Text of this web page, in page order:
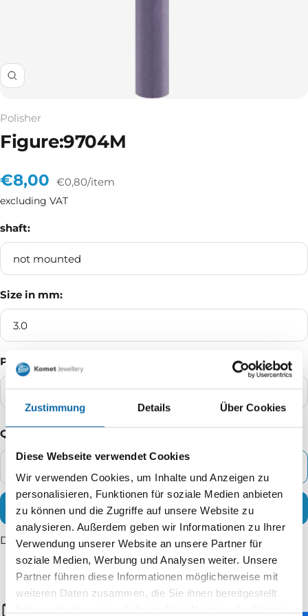
Zustimmung Details Über Cookies
Diese Webseite verwendet Cookies
Wir verwenden Cookies, um Inhalte und Anzeigen zu
personalisieren, Funktionen für soziale Medien anbieten
zu können und die Zugriffe auf unsere Website zu
analysieren. Außerdem geben wir Informationen zu Ihrer
Verwendung unserer Website an unsere Partner für
soziale Medien, Werbung und Analysen weiter. Unsere
Partner führen diese Informationen möglicherweise mit
weiteren Daten zusammen, die Sie ihnen bereitgestellt
Zoom
Polisher
Figure:9704M
Sale
price
€8,00 €0,80/item
excluding VAT
shaft:
not mounted
Size in mm:
3.0
Packaging Unit:
10%Flower bag
Quantity
Decrease
quantity
Increase
quantity
BUY IT NOW
Delivery time: 2 - 5 working days